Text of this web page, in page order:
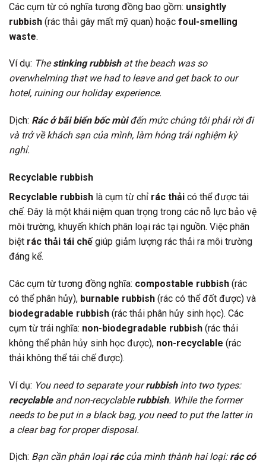
Các cụm từ có nghĩa tương đồng bao gồm: unsightly
rubbish (rác thải gây mất mỹ quan) hoặc foul-smelling
waste.
Ví dụ: Thestinking rubbishat the beach was so
overwhelming that we had to leave and get back to our
hotel, ruining our holiday experience.
Dịch: Rác ở bãi biển bốc mùiđến mức chúng tôi phải rời đi
và trở về khách sạn của mình, làm hỏng trải nghiệm kỳ
nghỉ.
Recyclable rubbish
Recyclable rubbish là cụm từ chỉ rác thải có thể được tái
chế. Đây là một khái niệm quan trọng trong các nỗ lực bảo vệ
môi trường, khuyến khích phân loại rác tại nguồn. Việc phân
biệt rác thải tái chếgiúp giảm lượng rác thải ra môi trường
đáng kể.
Các cụm từ tương đồng nghĩa: compostable rubbish (rác
có thể phân hủy), burnable rubbish (rác có thể đốt được) và
biodegradable rubbish (rác thải phân hủy sinh học). Các
cụm từ trái nghĩa: non-biodegradable rubbish (rác thải
không thể phân hủy sinh học được), non-recyclable (rác
thải không thể tái chế được).
Ví dụ: You need to separate yourrubbishinto two types:
recyclableand non-recyclablerubbish. While the former
needs to be put in a black bag, you need to put the latter in
a clear bag for proper disposal.
Dịch: Bạn cần phân loạiráccủa mình thành hai loại: rác có